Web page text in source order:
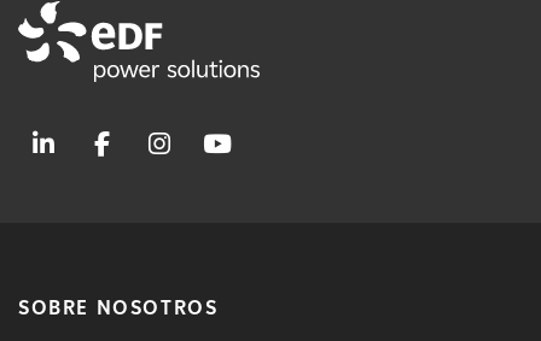
SOBRE NOSOTROS